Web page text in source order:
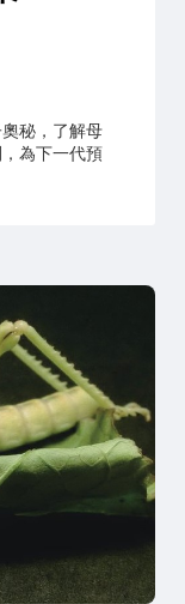
秘，了解母
為下一代預